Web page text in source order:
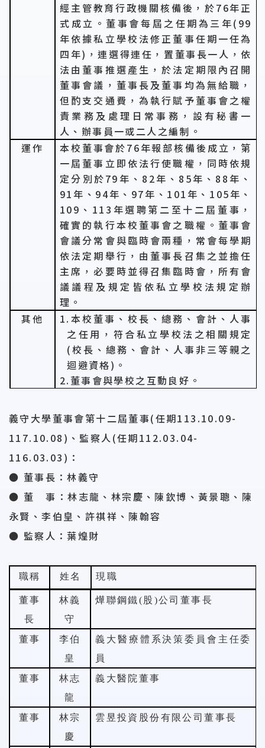
經主管教育行政機關核備後，於76年正
式成立。董事會每屆之任期為三年(99
年依據私立學校法修正董事任期一任為
四年) ，連選得連任，置董事長一人，依
法由董事推選產生，於法定期限內召開
董事會議，董事長及董事均為無給職，
但酌支交通費，為執行賦予董事會之權
責業務及處理日常事務，設有秘書一
人、辦事員一或二人之編制。
運作
本校董事會於76年報部核備後成立，第
一屆董事立即依法行使職權，同時依規
定分別於79 年、 82年、 85年、 88 年、
91 年、 94年、 97年、 101 年、 105年、
109 、 113 年選聘第二至十二屆董事，
確實的執行本校董事會之職權。董事會
會議分常會與臨時會兩種，常會每學期
依法定期舉行，由董事長召集之並擔任
主席，必要時並得召集臨時會，所有會
議議程及規定皆依私立學校法規定辦
理。
其他
1. 本校董事、校長、總務、會計、人事
之任用，符合私立學校法之相關規定
(校長、總務、會計、人事非三等親之
迴避資格) 。
2. 董事會與學校之互動良好。
義守大學董事會第十二屆董事(任期113.10.09-
117.10.08)、監察人(任期112.03.04-
116.03.03)：
● 董事長：林義守
● 董 事：林志龍、林宗慶、陳欽博、黃景聰、陳
永賢、李伯皇、許祺祥、陳翰容
● 監察人：葉煌財
職稱 姓名 現職
董事
長
林義
守
燁聯鋼鐵( 股 )公司董事長
董事
李伯
皇
義大醫療體系決策委員會主任委
員
董事
林志
龍
義大醫院董事
董事
林宗
慶
雲昱投資股份有限公司董事長